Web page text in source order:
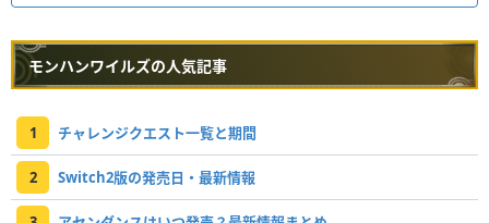
モンハンワイルズの人気記事
1 チャレンジクエスト一覧と期間
2 Switch2版の発売日・最新情報